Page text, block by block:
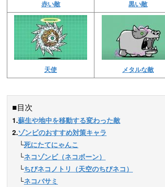
赤い敵 黒い敵
天使 メタルな敵
■目次
1.蘇生や地中を移動する変わった敵
2.ゾンビのおすすめ対策キャラ
└死にたてにゃんこ
└ネコゾンビ（ネコボーン）
└ちびネコノトリ（天空のちびネコ）
└ネコバサミ